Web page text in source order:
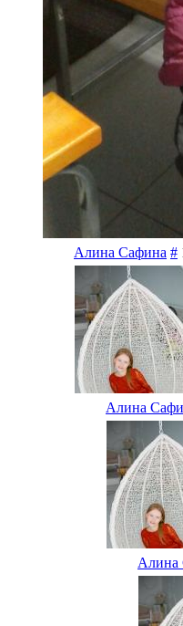
Алина Сафина #
Алина
Алина